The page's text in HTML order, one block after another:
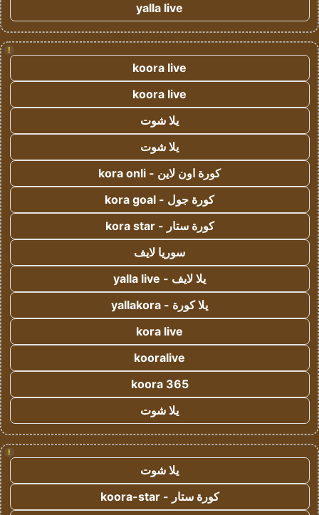
yalla live
!
koora live
koora live
يلا شوت
يلا شوت
كورة اون لاين - kora onli
كورة جول - kora goal
كورة ستار - kora star
سوريا لايف
يلا لايف - yalla live
يلا كورة - yallakora
kora live
kooralive
koora 365
يلا شوت
!
يلا شوت
كورة ستار - koora-star